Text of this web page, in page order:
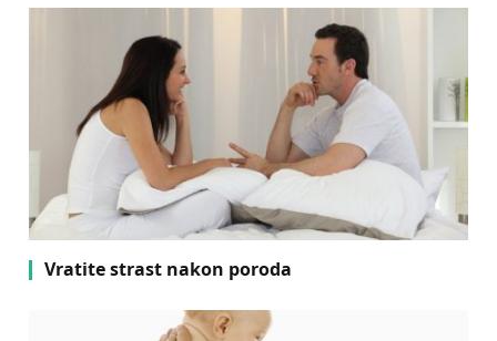
Vratite strast nakon poroda